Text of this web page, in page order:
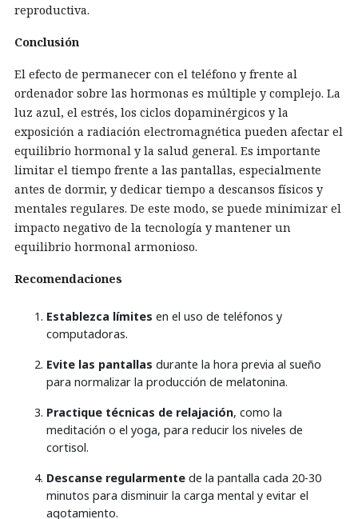
reproductiva.
Conclusión
El efecto de permanecer con el teléfono y frente al
ordenador sobre las hormonas es múltiple y complejo. La
luz azul, el estrés, los ciclos dopaminérgicos y la
exposición a radiación electromagnética pueden afectar el
equilibrio hormonal y la salud general. Es importante
limitar el tiempo frente a las pantallas, especialmente
antes de dormir, y dedicar tiempo a descansos físicos y
mentales regulares. De este modo, se puede minimizar el
impacto negativo de la tecnología y mantener un
equilibrio hormonal armonioso.
Recomendaciones
Establezca límites en el uso de teléfonos y
computadoras.
Evite las pantallas durante la hora previa al sueño
para normalizar la producción de melatonina.
Practique técnicas de relajación, como la
meditación o el yoga, para reducir los niveles de
cortisol.
Descanse regularmente de la pantalla cada 20-30
minutos para disminuir la carga mental y evitar el
agotamiento.